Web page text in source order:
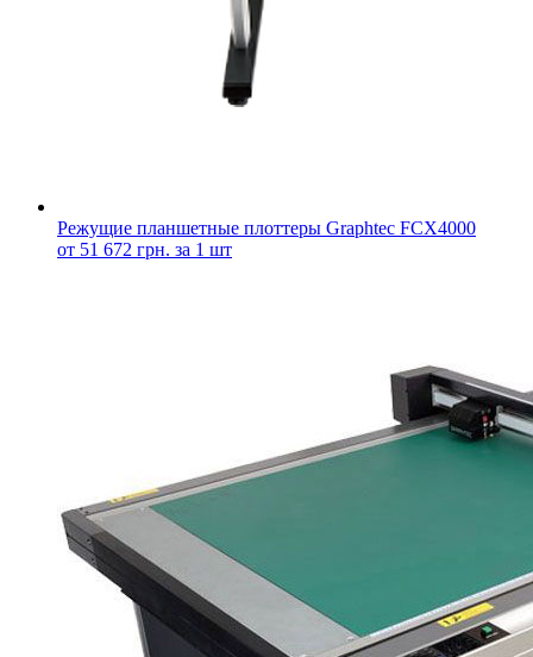
Режущие планшетные плоттеры Graphtec FCX4000
от 51 672 грн. за 1 шт